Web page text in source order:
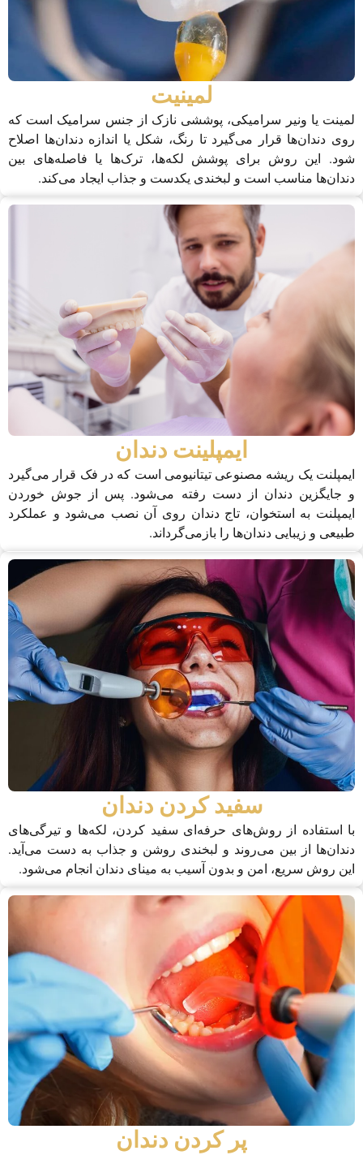
لمینیت
لمینت یا ونیر سرامیکی، پوششی نازک از جنس سرامیک است که
روی دندان‌ها قرار می‌گیرد تا رنگ، شکل یا اندازه دندان‌ها اصلاح
شود. این روش برای پوشش لکه‌ها، ترک‌ها یا فاصله‌های بین
دندان‌ها مناسب است و لبخندی یکدست و جذاب ایجاد می‌کند.
ایمپلینت دندان
ایمپلنت یک ریشه مصنوعی تیتانیومی است که در فک قرار می‌گیرد
و جایگزین دندان از دست رفته می‌شود. پس از جوش خوردن
ایمپلنت به استخوان، تاج دندان روی آن نصب می‌شود و عملکرد
طبیعی و زیبایی دندان‌ها را بازمی‌گرداند.
سفید کردن دندان
با استفاده از روش‌های حرفه‌ای سفید کردن، لکه‌ها و تیرگی‌های
دندان‌ها از بین می‌روند و لبخندی روشن و جذاب به دست می‌آید.
این روش سریع، امن و بدون آسیب به مینای دندان انجام می‌شود.
پر کردن دندان